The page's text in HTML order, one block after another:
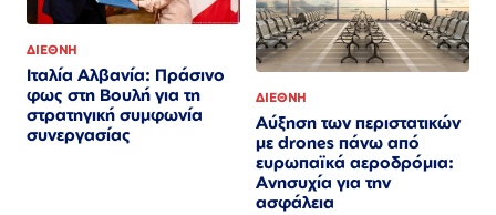
ΔΙΕΘΝΗ
Ιταλία Αλβανία: Πράσινο
φως στη Βουλή για τη
στρατηγική συμφωνία
συνεργασίας
ΔΙΕΘΝΗ
Αύξηση των περιστατικών
με drones πάνω από
ευρωπαϊκά αεροδρόμια:
Ανησυχία για την
ασφάλεια